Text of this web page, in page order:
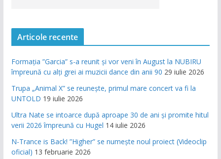
Articole recente
Formația ”Garcia” s-a reunit și vor veni în August la NUBIRU
împreună cu alți grei ai muzicii dance din anii 90 29 iulie 2026
Trupa „Animal X” se reunește, primul mare concert va fi la
UNTOLD 19 iulie 2026
Ultra Nate se intoarce după aproape 30 de ani și promite hitul
verii 2026 împreună cu Hugel 14 iulie 2026
N-Trance is Back! ”Higher” se numește noul proiect (Videoclip
oficial) 13 februarie 2026